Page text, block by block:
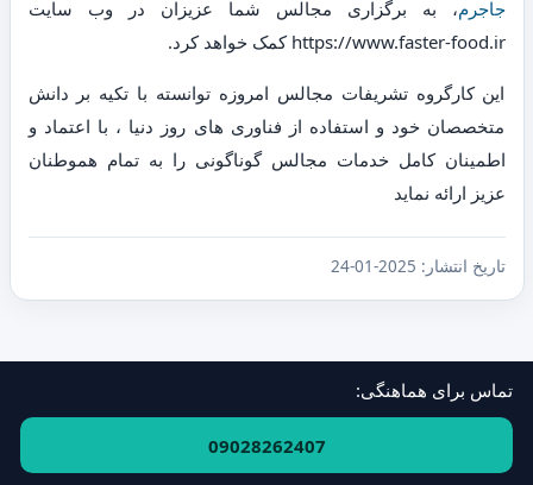
جاجرم، به برگزاری مجالس شما عزیزان در وب سایت
https://www.faster-food.ir کمک خواهد کرد.
این کارگروه تشریفات مجالس امروزه توانسته با تکیه بر دانش
متخصصان خود و استفاده از فناوری های روز دنیا ، با اعتماد و
اطمینان کامل خدمات مجالس گوناگونی را به تمام هموطنان
عزیز ارائه نماید
تاریخ انتشار: 2025-01-24
تماس برای هماهنگی:
09028262407
·ارتباط با ما